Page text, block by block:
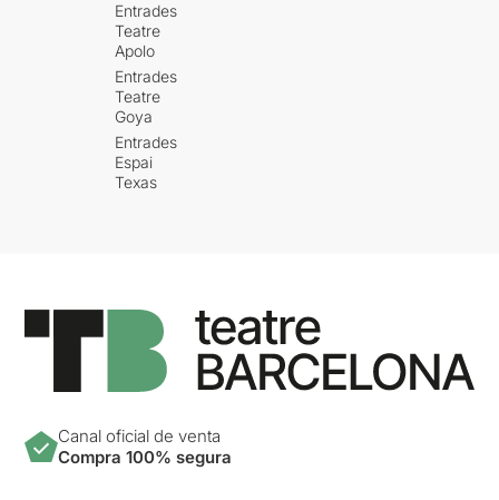
Entrades
Teatre
Apolo
Entrades
Teatre
Goya
Entrades
Espai
Texas
Canal oficial de venta
Compra 100% segura